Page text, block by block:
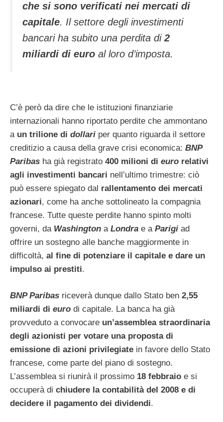
che si sono verificati nei mercati di
capitale. Il settore degli investimenti
bancari ha subito una perdita di2
miliardi di euro al loro d’imposta.
C’è però da dire che le istituzioni finanziarie
internazionali hanno riportato perdite che ammontano
a un trilione di dollari per quanto riguarda il settore
creditizio a causa della grave crisi economica: BNP
Paribas ha già registrato 400 milioni di euro relativi
agli investimenti bancari nell’ultimo trimestre: ciò
può essere spiegato dal rallentamento dei mercati
azionari, come ha anche sottolineato la compagnia
francese. Tutte queste perdite hanno spinto molti
governi, da Washington a Londra e a Parigi ad
offrire un sostegno alle banche maggiormente in
difficoltà, al fine di potenziare il capitale e dare un
impulso ai prestiti.
BNP Paribas riceverà dunque dallo Stato ben 2,55
miliardi di euro di capitale. La banca ha già
provveduto a convocare un’assemblea straordinaria
degli azionisti per votare una proposta di
emissione di azioni privilegiate in favore dello Stato
francese, come parte del piano di sostegno.
L’assemblea si riunirà il prossimo 18 febbraio e si
occuperà di chiudere la contabilità del 2008 e di
decidere il pagamento dei dividendi.